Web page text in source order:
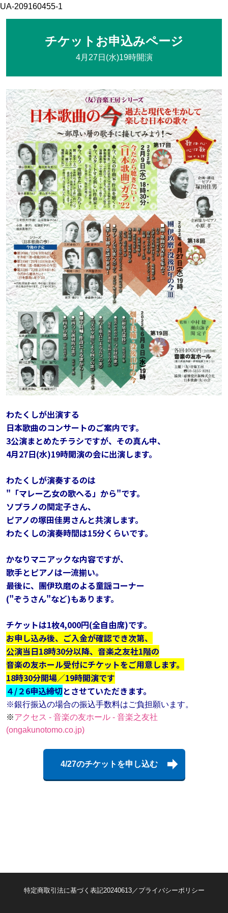
UA-209160455-1
チケットお申込みページ
4月27日(水)19時開演
わたくしが出演する
日本歌曲のコンサートのご案内です。
3公演まとめたチラシですが、その真ん中、
4月27日(水)19時開演の会に出演します。
わたくしが演奏するのは
"「マレー乙女の歌へる」から"です。
ソプラノの関定子さん、
ピアノの塚田佳男さんと共演します。
わたくしの演奏時間は15分くらいです。
かなりマニアックな内容ですが、
歌手とピアノは一流揃い。
最後に、團伊玖磨のよる童謡コーナー
("ぞうさん"など)もあります。
チケットは1枚4,000円(全自由席)です。
お申し込み後、ご入金が確認でき次第、
公演当日18時30分以降、 音楽之友社1階の
音楽の友ホール受付にチケットをご用意します。
18時30分開場／19時開演です
４/２6申込締切とさせていただきます。
※銀行振込の場合の振込手数料はご負担願います。
※アクセス - 音楽の友ホール - 音楽之友社
(ongakunotomo.co.jp)
4/27のチケットを申し込む
特定商取引法に基づく表記20240613／プライバシーポリシー